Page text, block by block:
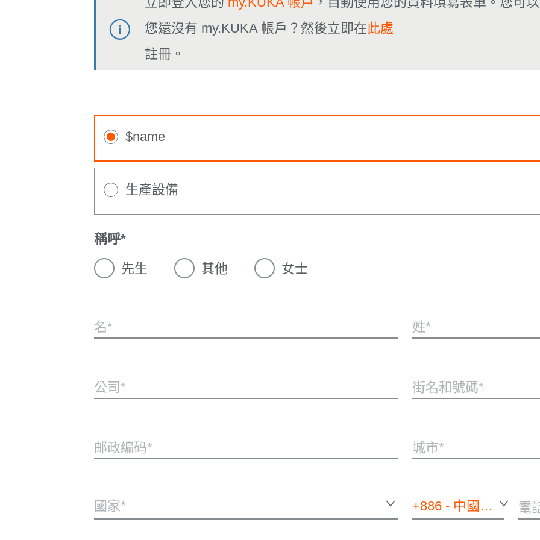
您還沒有 my.KUKA 帳戶？然後立即在此處
註冊。
$name
生產設備
稱呼
先生
其他 女士
名 姓
公司 街名和號碼
邮政编码 城市
國家* +886 - 中國台灣 電